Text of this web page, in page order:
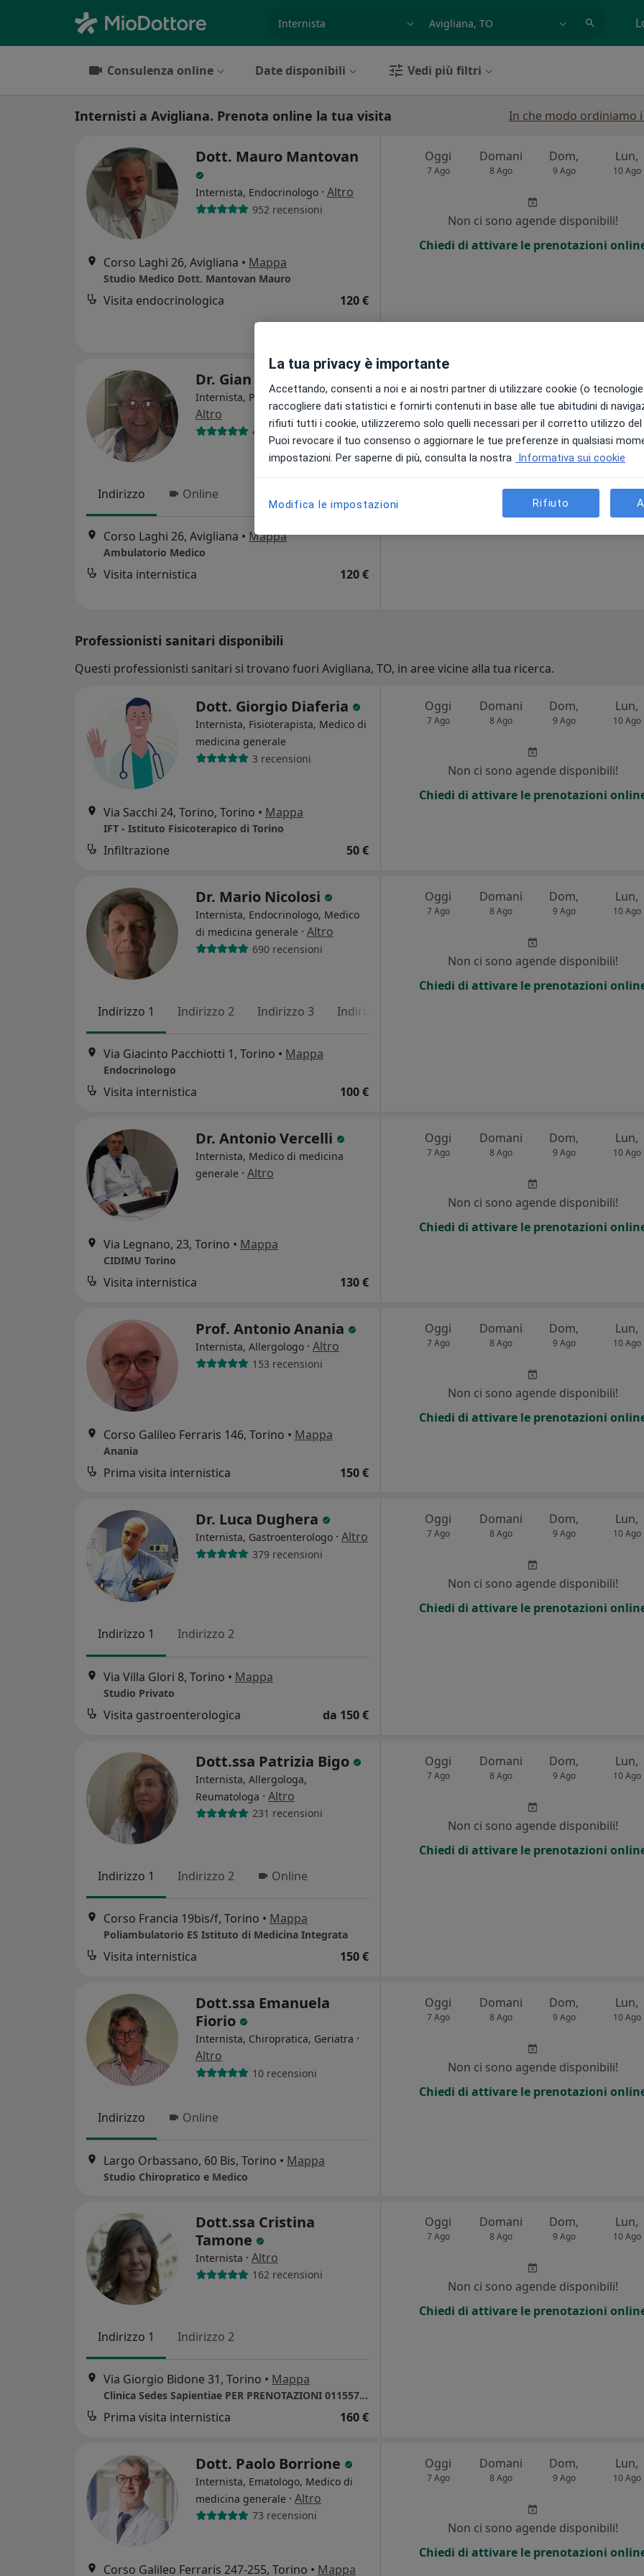
Consulenza online Date disponibili Vedi più filtri
Internisti a Avigliana. Prenota online la tua visita In che modo ordiniamo
Dott. Mauro Mantovan
Internista, Endocrinologo · Altro
952 recensioni
Corso Laghi 26, Avigliana • Mappa
Studio Medico Dott. Mantovan Mauro
Visita endocrinologica 120 €
Oggi
7 Ago
Domani
8 Ago
Dom,
9 Ago
Lun,
10 Ago
Non ci sono agende disponibili!
Chiedi di attivare le prenotazioni
Dr. Gian Maria Bonardi
Internista, Pneumologo, Oncologo·
Altro
48 recensioni
Indirizzo Online
Corso Laghi 26, Avigliana • Mappa
Ambulatorio Medico
Visita internistica 120 €
7 Ago 8 Ago 9 Ago 10 Ago
Non ci sono agende disponibili!
Chiedi di attivare le prenotazioni online
Professionisti sanitari disponibili
Questi professionisti sanitari si trovano fuori Avigliana, TO, in aree vicine alla tua ricerca.
Dott. Giorgio Diaferia
Internista, Fisioterapista, Medico di
medicina generale
3 recensioni
Via Sacchi 24, Torino, Torino • Mappa
IFT - Istituto Fisicoterapico di Torino
Infiltrazione 50 €
Oggi
7 Ago
Domani
8 Ago
Dom,
9 Ago
Lun,
10 Ago
Non ci sono agende disponibili!
Chiedi di attivare le prenotazioni
Dr. Mario Nicolosi
Internista, Endocrinologo, Medico
di medicina generale · Altro
690 recensioni
Indirizzo 1 Indirizzo 2 Indirizzo 3 Indirizzo 4
Via Giacinto Pacchiotti 1, Torino • Mappa
Endocrinologo
Visita internistica 100 €
Oggi
7 Ago
Domani
8 Ago
Dom,
9 Ago
Lun,
10 Ago
Non ci sono agende disponibili!
Chiedi di attivare le prenotazioni
Dr. Antonio Vercelli
Internista, Medico di medicina
generale · Altro
Via Legnano, 23, Torino • Mappa
CIDIMU Torino
Visita internistica 130 €
Oggi
7 Ago
Domani
8 Ago
Dom,
9 Ago
Lun,
10 Ago
Non ci sono agende disponibili!
Chiedi di attivare le prenotazioni
Prof. Antonio Anania
Internista, Allergologo · Altro
153 recensioni
Corso Galileo Ferraris 146, Torino • Mappa
Anania
Prima visita internistica 150 €
Oggi
7 Ago
Domani
8 Ago
Dom,
9 Ago
Lun,
10 Ago
Non ci sono agende disponibili!
Chiedi di attivare le prenotazioni
Dr. Luca Dughera
Internista, Gastroenterologo · Altro
379 recensioni
Indirizzo 1 Indirizzo 2
Via Villa Glori 8, Torino • Mappa
Studio Privato
Visita gastroenterologica da 150 €
Oggi
7 Ago
Domani
8 Ago
Dom,
9 Ago
Lun,
10 Ago
Non ci sono agende disponibili!
Chiedi di attivare le prenotazioni
Dott.ssa Patrizia Bigo
Internista, Allergologa,
Reumatologa · Altro
231 recensioni
Indirizzo 1 Indirizzo 2 Online
Corso Francia 19bis/f, Torino • Mappa
Poliambulatorio ES Istituto di Medicina Integrata
Visita internistica 150 €
Oggi
7 Ago
Domani
8 Ago
Dom,
9 Ago
Lun,
10 Ago
Non ci sono agende disponibili!
Chiedi di attivare le prenotazioni
Dott.ssa Emanuela
Fiorio
Internista, Chiropratica, Geriatra ·
Altro
10 recensioni
Indirizzo Online
Largo Orbassano, 60 Bis, Torino • Mappa
Studio Chiropratico e Medico
Oggi
7 Ago
Domani
8 Ago
Dom,
9 Ago
Lun,
10 Ago
Non ci sono agende disponibili!
Chiedi di attivare le prenotazioni
Dott.ssa Cristina
Tamone
Internista · Altro
162 recensioni
Indirizzo 1 Indirizzo 2
Via Giorgio Bidone 31, Torino • Mappa
Clinica Sedes Sapientiae PER PRENOTAZIONI 0115574574, se difficoltà nella prenotazione telefonica o online scrivere a dr.tamone.prenotazioni@gmail.com
Prima visita internistica 160 €
Oggi
7 Ago
Domani
8 Ago
Dom,
9 Ago
Lun,
10 Ago
Non ci sono agende disponibili!
Chiedi di attivare le prenotazioni
Dott. Paolo Borrione
Internista, Ematologo, Medico di
medicina generale · Altro
73 recensioni
Corso Galileo Ferraris 247-255, Torino • Mappa
Oggi
7 Ago
Domani
8 Ago
Dom,
9 Ago
Lun,
10 Ago
Non ci sono agende disponibili!
Chiedi di attivare le prenotazioni
La tua privacy è importante
Accettando, consenti a noi e ai nostri partner di utilizzare cookie (o
raccogliere dati statistici e fornirti contenuti in base alle tue abitudini di
rifiuti tutti i cookie, utilizzeremo solo quelli necessari per il corretto utilizzo
Puoi revocare il tuo consenso o aggiornare le tue preferenze in qualsiasi
impostazioni. Per saperne di più, consulta la nostra Informativa sui cookie
Modifica le impostazioni Rifiuto